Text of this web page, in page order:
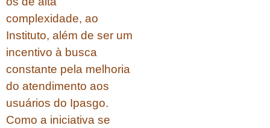
complexidade, ao
Instituto, além de ser um
incentivo à busca
constante pela melhoria
do atendimento aos
usuários do Ipasgo.
Como a iniciativa se